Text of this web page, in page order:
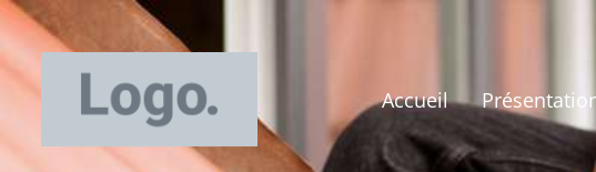
Accueil